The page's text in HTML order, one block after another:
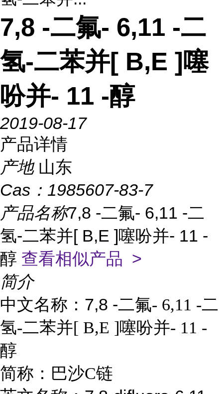
7,8 -二氟- 6,11 -二
氢-二苯并[ B,E ]噻
吩并- 11 -醇
2019-08-17
产品详情
产地 山东
Cas： 1985607-83-7
产品名称7,8 -二氟- 6,11 -二
氢-二苯并[ B,E ]噻吩并- 11 -
醇 查看相似产品 >
简介
中文名称： 7,8 -二氟- 6,11 -二
氢-二苯并[ B,E ]噻吩并- 11 -
醇
简称： 巴沙C链